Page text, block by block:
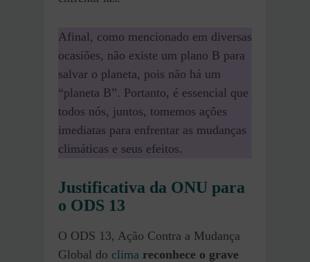
Afinal, como mencionado em diversas
ocasiões, não existe um plano B para
salvar o planeta, pois não há um
“planeta B”. Portanto, é essencial que
todos nós, juntos, tomemos ações
imediatas para enfrentar as mudanças
climáticas e seus efeitos.
Justificativa da ONU para
o ODS 13
O ODS 13, Ação Contra a Mudança
Global do clima reconhece o grave